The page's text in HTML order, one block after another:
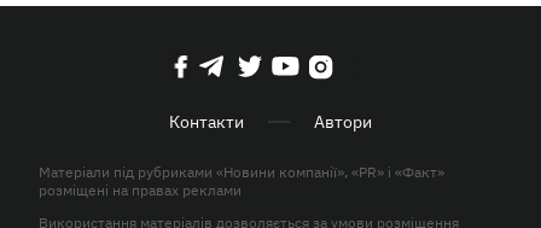
Контакти Автори
Матеріали під рубриками «Новини компанії», «PR» і «Факт»
розміщені на правах реклами
Використання матеріалів дозволяється за умови розміщення